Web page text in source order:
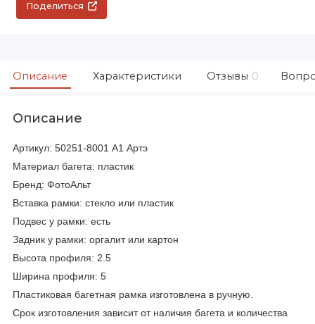
Поделиться
Описание Характеристики Отзывы 0
Описание
Артикул: 50251-8001 А1 Артэ
Материал багета: пластик
Бренд: ФотоАльт
Вставка рамки: стекло или пластик
Подвес у рамки: есть
Задник у рамки: оргалит или картон
Высота профиля: 2.5
Ширина профиля: 5
Пластиковая багетная рамка изготовлена в ручную.
Срок изготовления зависит от наличия багета и количества